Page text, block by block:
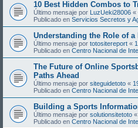
10 Best Hidden Combos to
Último mensaje por LuzUeki28006 «
Publicado en Servicios Secretos y
Understanding the Role of a
Último mensaje por totositereport «
Publicado en Centro Nacional de
The Future of Online
Paths Ahead
Último mensaje por siteguidetoto «
Publicado en Centro Nacional de
Building a Sports
Último mensaje por solutionsitetoto «
Publicado en Centro Nacional de